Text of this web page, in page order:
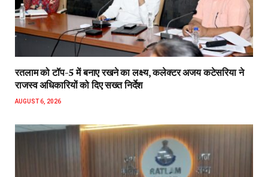
रतलाम को टॉप-5 में बनाए रखने का लक्ष्य, कलेक्टर अजय कटेसरिया ने
राजस्व अधिकारियों को दिए सख्त निर्देश
AUGUST 6, 2026